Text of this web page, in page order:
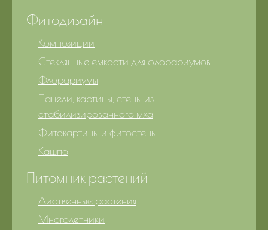
Фитодизайн
Композиции
Стеклянные емкости для флорариумов
Флорариумы
Панели, картины, стены из
стабилизированного мха
Фитокартины и фитостены
Кашпо
Питомник растений
Лиственные растения
Многолетники